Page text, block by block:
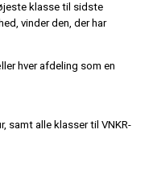
klasse til sidste
vinder den, der har
hver afdeling som en
alle klasser til VNKR-